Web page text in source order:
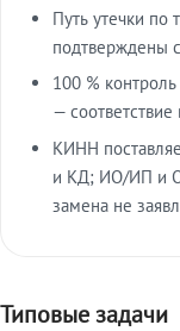
Путь утечки по
подтверждены
100 %
—
КИНН
и КД; ИО/ИП и
замена не
Типовые задачи